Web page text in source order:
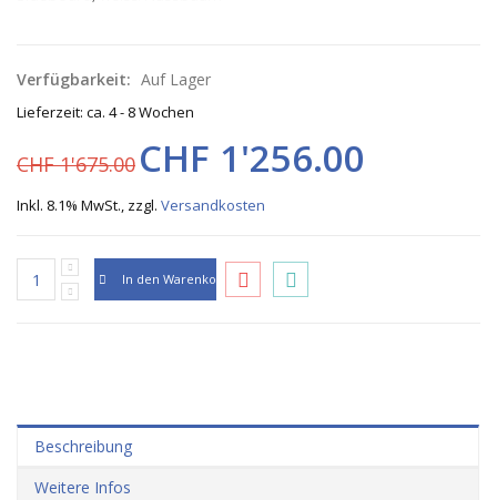
Verfügbarkeit: Auf Lager
Lieferzeit: ca. 4 - 8 Wochen
CHF 1'675.00 CHF 1'256.00
Inkl. 8.1% MwSt., zzgl. Versandkosten
In den Warenkorb
Beschreibung
Weitere Infos